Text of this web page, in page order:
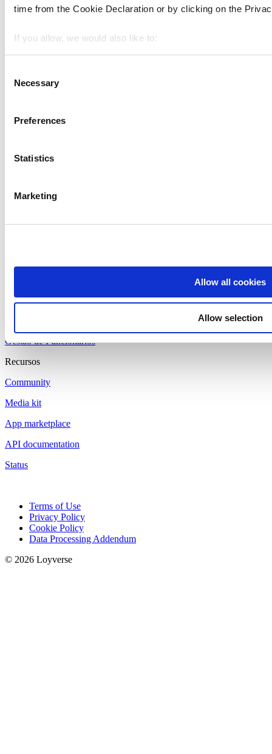
time from the Cookie Declaration or by clicking on the
If you allow, we would also like to:
Collect information about your geographical location
Identify your device by actively scanning it for
section
traffic. We also share information about your use of our site
"OK" button.
Selection
Necessary
Preferences
Statistics
Marketing
Allow all cookies
Allow selection
Vendas
Configurações
Pagamentos
Customer Display
Gestão de Funcionários
Recursos
Community
Media kit
App marketplace
API documentation
Status
Terms of Use
Privacy Policy
Cookie Policy
Data Processing Addendum
© 2026 Loyverse